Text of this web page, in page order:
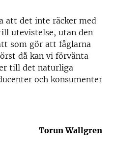
att det inte räcker med
utevistelse, utan den
som gör att fåglarna
då kan vi förvänta
till det naturliga
och konsumenter
Torun Wallgren